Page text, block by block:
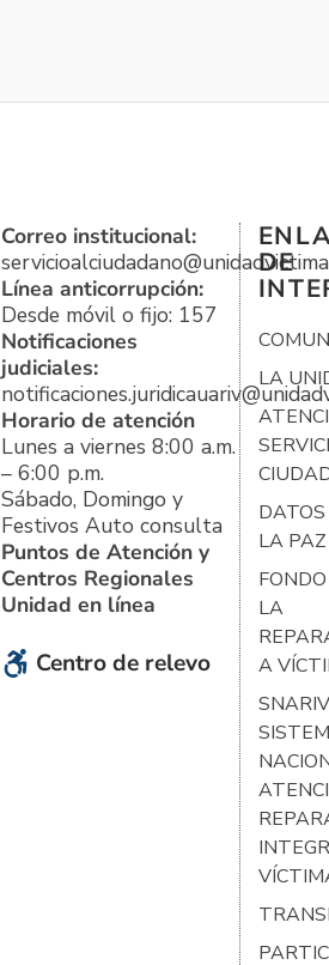
Correo institucional:
Línea anticorrupción:
Desde móvil o fijo: 157
Notificaciones
judiciales:
Horario de atención
Lunes a viernes 8:00 a.m.
– 6:00 p.m.
Sábado, Domingo y
Festivos Auto consulta
Puntos de Atención y
Centros Regionales
Unidad en línea
Centro de relevo
DE
LA
LA PAZ
LA
A